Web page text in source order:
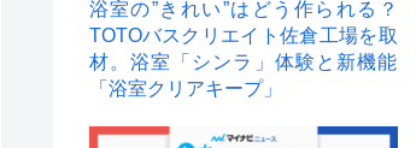
浴室の”きれい”はどう作られる？
TOTOバスクリエイト佐倉工場を取
材。浴室「シンラ」体験と新機能
「浴室クリアキープ」